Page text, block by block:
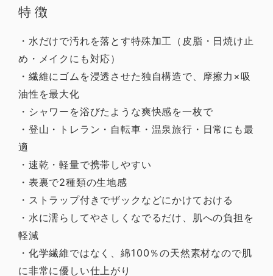
特徴
・水だけで汚れを落とす特殊加工（皮脂・日焼け止
め・メイクにも対応）
・繊維にゴムを浸透させた独自構造で、摩擦力×吸
油性を最大化
・シャワーを浴びたような爽快感を一枚で
・登山・トレラン・自転車・温泉旅行・日常にも最
適
・速乾・軽量で携帯しやすい
・表裏で2種類の生地感
・ストラップ付きでザックなどにかけておける
・水に濡らしてやさしくなでるだけ、肌への負担を
軽減
・化学繊維ではなく、綿100％の天然素材なので肌
に非常に優しい仕上がり